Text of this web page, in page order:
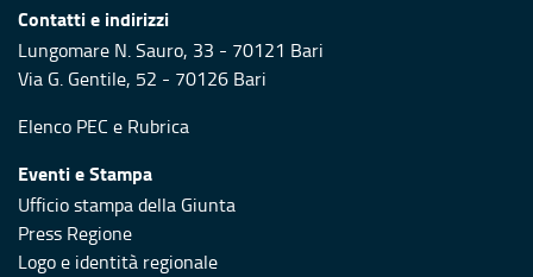
Contatti e indirizzi
Lungomare N. Sauro, 33 - 70121 Bari
Via G. Gentile, 52 - 70126 Bari
Elenco PEC e Rubrica
Eventi e Stampa
Ufficio stampa della Giunta
Press Regione
Logo e identità regionale